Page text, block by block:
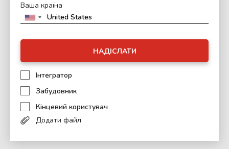
Ваша країна
НАДІСЛАТИ
Інтегратор
Забудовник
Кінцевий користувач
Додати файл